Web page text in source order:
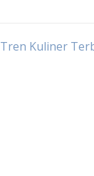
Tren Kuliner